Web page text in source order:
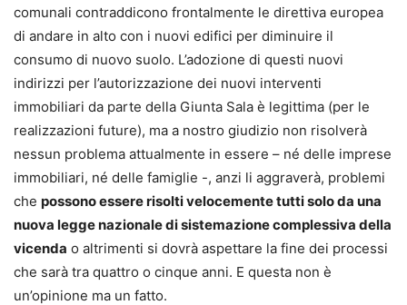
comunali contraddicono frontalmente le direttiva europea
di andare in alto con i nuovi edifici per diminuire il
consumo di nuovo suolo. L’adozione di questi nuovi
indirizzi per l’autorizzazione dei nuovi interventi
immobiliari da parte della Giunta Sala è legittima (per le
realizzazioni future), ma a nostro giudizio non risolverà
nessun problema attualmente in essere – né delle imprese
immobiliari, né delle famiglie -, anzi li aggraverà, problemi
che possono essere risolti velocemente tutti solo da una
nuova legge nazionale di sistemazione complessiva della
vicenda o altrimenti si dovrà aspettare la fine dei processi
che sarà tra quattro o cinque anni. E questa non è
un’opinione ma un fatto.